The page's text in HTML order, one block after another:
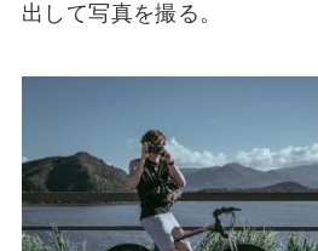
出して写真を撮る。